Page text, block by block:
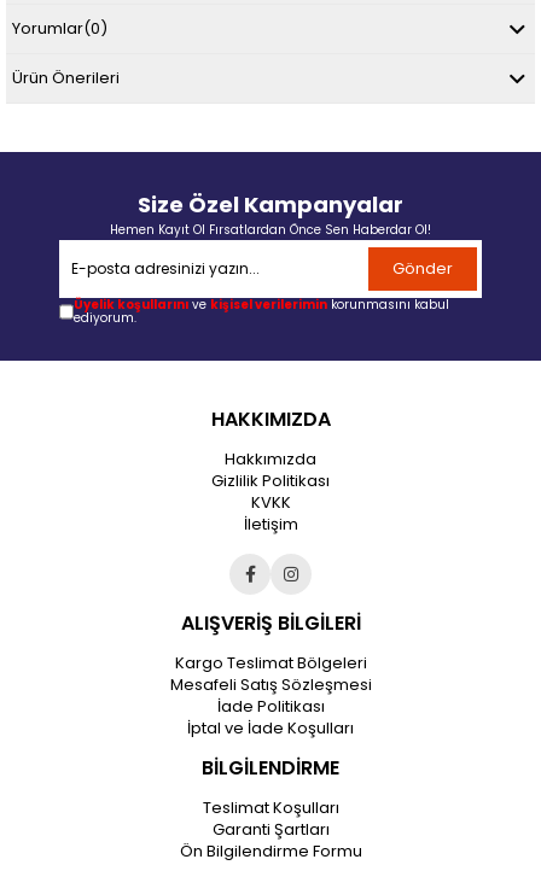
Yorumlar(0)
Ürün Önerileri
Size Özel Kampanyalar
Hemen Kayıt Ol Fırsatlardan Önce Sen Haberdar Ol!
Gönder
Üyelik koşullarını ve kişisel verilerimin korunmasını kabul
ediyorum.
HAKKIMIZDA
Hakkımızda
Gizlilik Politikası
KVKK
İletişim
ALIŞVERİŞ BİLGİLERİ
Kargo Teslimat Bölgeleri
Mesafeli Satış Sözleşmesi
İade Politikası
İptal ve İade Koşulları
BİLGİLENDİRME
Teslimat Koşulları
Garanti Şartları
Ön Bilgilendirme Formu